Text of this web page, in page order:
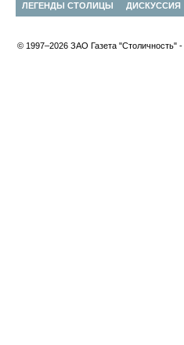
ЛЕГЕНДЫ СТОЛИЦЫ ДИСКУССИЯ
© 1997–2026 ЗАО Газета "Столичность" -